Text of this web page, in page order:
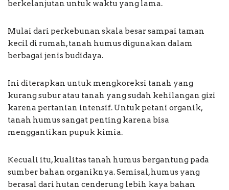
berkelanjutan untuk waktu yang lama.
Mulai dari perkebunan skala besar sampai taman
kecil di rumah, tanah humus digunakan dalam
berbagai jenis budidaya.
Ini diterapkan untuk mengkoreksi tanah yang
kurang subur atau tanah yang sudah kehilangan gizi
karena pertanian intensif. Untuk petani organik,
tanah humus sangat penting karena bisa
menggantikan pupuk kimia.
Kecuali itu, kualitas tanah humus bergantung pada
sumber bahan organiknya. Semisal, humus yang
berasal dari hutan cenderung lebih kaya bahan